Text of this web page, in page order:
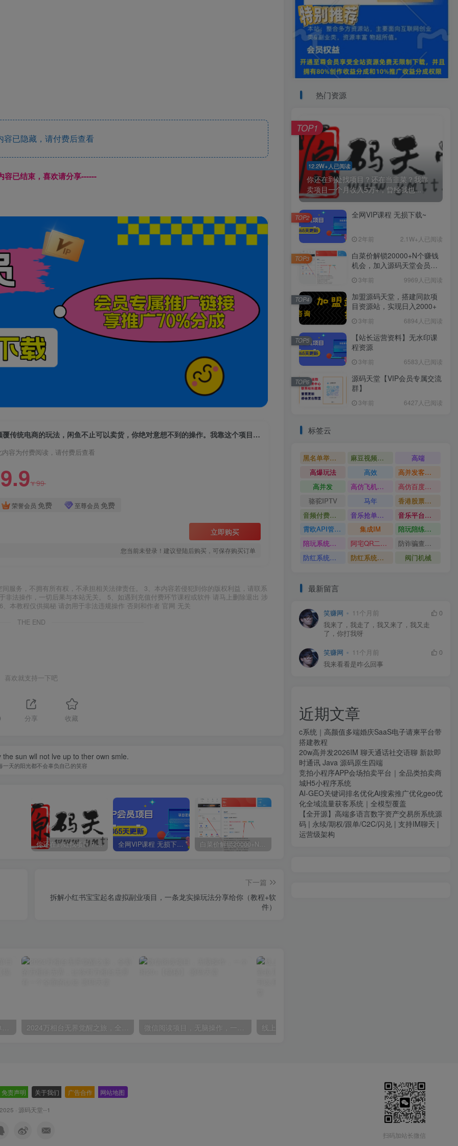
已隐藏，请付费后查看
容已结束，喜欢请分享------
颠覆传统电商的玩法，闲鱼不止可以卖货，你绝对意想不到的操作。我靠这个项目年收入20W【揭秘】
内容为付费阅读，请付费后查看
9.9¥99
荣誉会员 免费 至尊会员 免费
立即购买
您当前未登录！建议登陆后购买，可保存购买订单
服务，不拥有所有权，不承担相关法律责任。 3、本内容若侵犯到你的版权利益，请联系
法操作，一切后果与本站无关。 5、如遇到充值付费环节课程或软件 请马上删除退出 涉
本教程仅供揭秘 请勿用于非法违规操作 否则和作者 官网 无关
THE END
喜欢就支持一下吧
分享 收藏
sun wll not lve up to ther own smle.
一天的阳光都不会辜负自己的笑容
你还在到处找项目？还在当韭菜？我靠卖项目一个月收入5万+，曾经我也是个失败者。 全网VIP课程 无损下载~ 白菜价解锁20000+N个赚钱机会，加入源码天堂会员，全站资源免费学习。
下一篇
拆解小红书宝宝起名虚拟副业项目，一条龙实操玩法分享给你（教程+软
件）
视频号囗播视频直播玩法，单日收入5000+，批量操作不封号【揭秘】 2024万相台无界觉醒之旅，全新的万相台无界，让你对万相台无界有一个全面的认知 微信阅读项目，无脑操作，一小时20+【揭秘】
热门资源
12.2W+人已阅读
你还在到处找项目？还在当韭菜？我靠
卖项目一个月收入5万+，曾经我也...
TOP1
全网VIP课程 无损下载~
2年前 2.1W+人已阅读
TOP2
白菜价解锁20000+N个赚钱
机会，加入源码天堂会员，
3年前 9969人已阅读
TOP3
加盟源码天堂，搭建同款项
目资源站，实现日入2000+
3年前 6894人已阅读
TOP4
【站长运营资料】无水印课
程资源
3年前 6583人已阅读
TOP5
源码天堂【VIP会员专属交流
群】
3年前 6427人已阅读
TOP6
标签云
黑名单举报系统源码 麻豆视频源码
高端
高爆玩法
高效
高并发客服系统
高并发
高仿飞机源码
高仿百度网盘UI
骆驼IPTV
马年
香港股票系统源码
音频付费订阅系统
音乐抢单系统
音乐平台源码
霄欧API管理系统
集成IM
陪玩陪练平台
陪玩系统源码
阿宅QR二维码生成
防诈骗查询系统
防红系统源码
防红系统最新版 阀门机械
最新留言
笑赚网 11个月前
0
我来了，我走了，我又来了，我又走
了，你打我呀
笑赚网 11个月前
0
我来看看是咋么回事
近期文章
c系统｜高颜值多端婚庆SaaS电子请柬平台带
搭建教程
20w高并发2026IM 聊天通话社交语聊 新款即
时通讯 Java 源码原生四端
竞拍小程序APP会场拍卖平台｜全品类拍卖商
城H5小程序系统
AI-GEO关键词排名优化Ai搜索推广优化geo优
化全域流量获客系统｜全模型覆盖
【全开源】高端多语言数字资产交易所系统源
码 | 永续/期权/跟单/C2C/闪兑 | 支持IM聊天 |
运营级架构
免责声明 关于我们 广告合作 网站地图
· 源码天堂--1
扫码加站长微信